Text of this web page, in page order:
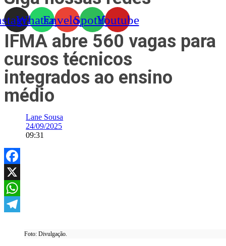
WhatsappEnvelopeSpotifyYoutube
IFMA abre 560 vagas para
cursos técnicos
integrados ao ensino
médio
Lane Sousa
24/09/2025
09:31
Facebook
X
WhatsApp
Foto: Divulgação.